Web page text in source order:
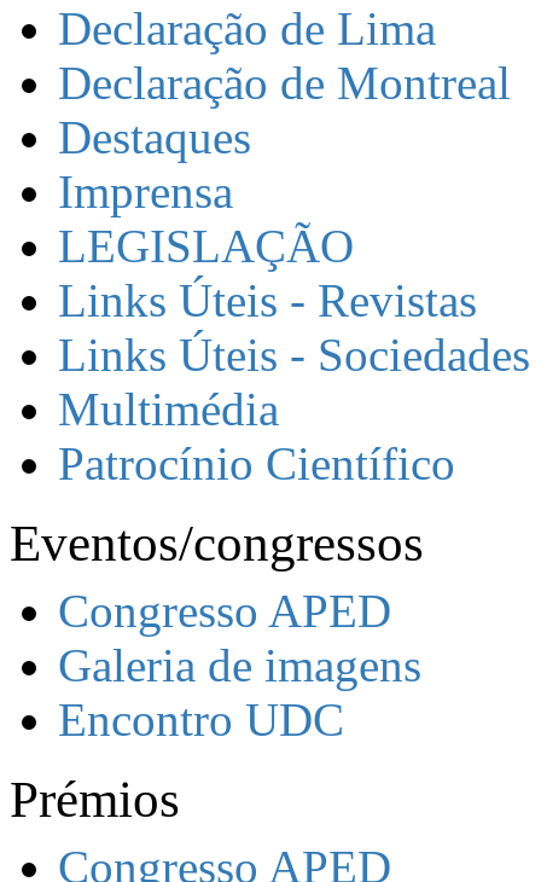
Declaração de Lima
Declaração de Montreal
Destaques
Imprensa
LEGISLAÇÃO
Links Úteis - Revistas
Links Úteis - Sociedades
Multimédia
Patrocínio Científico
Eventos/congressos
Congresso APED
Galeria de imagens
Encontro UDC
Prémios
Congresso APED